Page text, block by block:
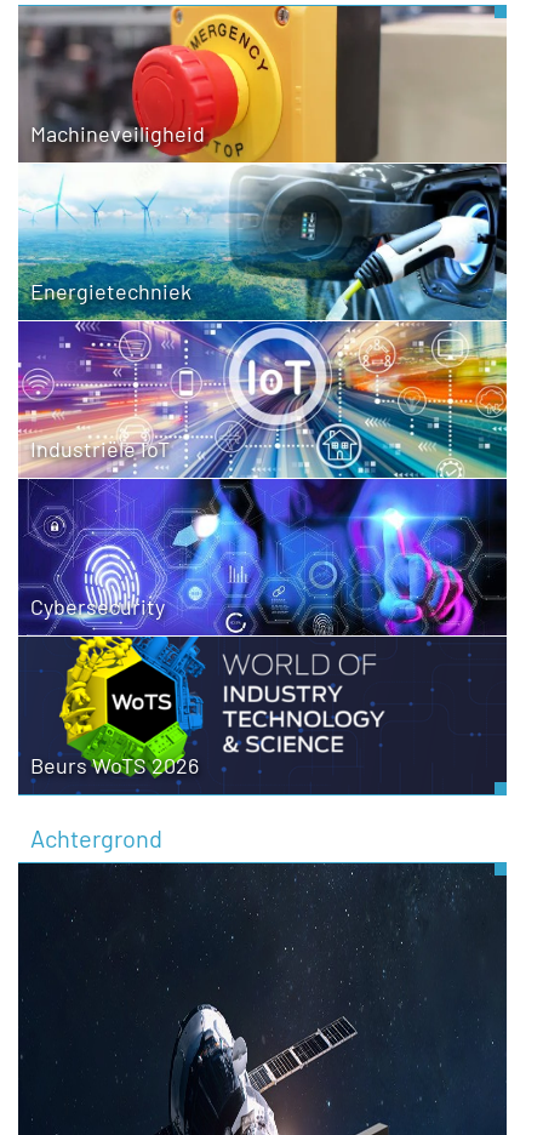
Machineveiligheid
Energietechniek
Industriële IoT
Cybersecurity
Beurs WoTS 2026
Achtergrond